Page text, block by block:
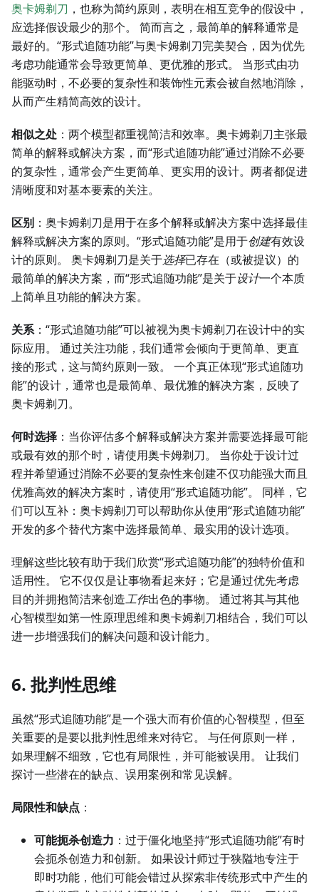
奥卡姆剃刀 ，也称为简约原则，表明在相互竞争的假设中，
应选择假设最少的那个。 简而言之，最简单的解释通常是
最好的。“形式追随功能”与奥卡姆剃刀完美契合，因为优先
考虑功能通常会导致更简单、更优雅的形式。 当形式由功
能驱动时，不必要的复杂性和装饰性元素会被自然地消除，
从而产生精简高效的设计。
相似之处 ：两个模型都重视简洁和效率。奥卡姆剃刀主张最
简单的解释或解决方案，而“形式追随功能”通过消除不必要
的复杂性，通常会产生更简单、更实用的设计。两者都促进
清晰度和对基本要素的关注。
区别 ：奥卡姆剃刀是用于在多个解释或解决方案中选择最佳
解释或解决方案的原则。“形式追随功能”是用于创建有效设
计的原则。 奥卡姆剃刀是关于选择已存在（或被提议）的
最简单的解决方案，而“形式追随功能”是关于设计一个本质
上简单且功能的解决方案。
关系：“形式追随功能”可以被视为奥卡姆剃刀在设计中的实
际应用。 通过关注功能，我们通常会倾向于更简单、更直
接的形式，这与简约原则一致。 一个真正体现“形式追随功
能”的设计，通常也是最简单、最优雅的解决方案，反映了
奥卡姆剃刀。
何时选择 ：当你评估多个解释或解决方案并需要选择最可能
或最有效的那个时，请使用奥卡姆剃刀。 当你处于设计过
程并希望通过消除不必要的复杂性来创建不仅功能强大而且
优雅高效的解决方案时，请使用“形式追随功能”。 同样，它
们可以互补：奥卡姆剃刀可以帮助你从使用“形式追随功能”
开发的多个替代方案中选择最简单、最实用的设计选项。
理解这些比较有助于我们欣赏“形式追随功能”的独特价值和
适用性。 它不仅仅是让事物看起来好；它是通过优先考虑
目的并拥抱简洁来创造工作出色的事物。 通过将其与其他
心智模型如第一性原理思维和奥卡姆剃刀相结合，我们可以
进一步增强我们的解决问题和设计能力。
6. 批判性思维
虽然“形式追随功能”是一个强大而有价值的心智模型，但至
关重要的是要以批判性思维来对待它。 与任何原则一样，
如果理解不细致，它也有局限性，并可能被误用。 让我们
探讨一些潜在的缺点、误用案例和常见误解。
局限性和缺点 ：
可能扼杀创造力 ：过于僵化地坚持“形式追随功能”有时
会扼杀创造力和创新。 如果设计师过于狭隘地专注于
即时功能，他们可能会错过从探索非传统形式中产生的